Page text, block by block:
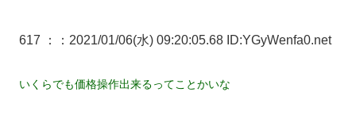
617 ： ：2021/01/06(水) 09:20:05.68 ID:YGyWenfa0.net
いくらでも価格操作出来るってことかいな